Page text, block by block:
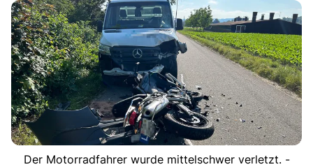
Der Motorradfahrer wurde mittelschwer verletzt. -